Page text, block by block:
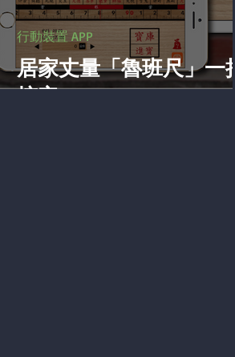
居家丈量「魯班尺」一把
搞定～
行動裝置 APP